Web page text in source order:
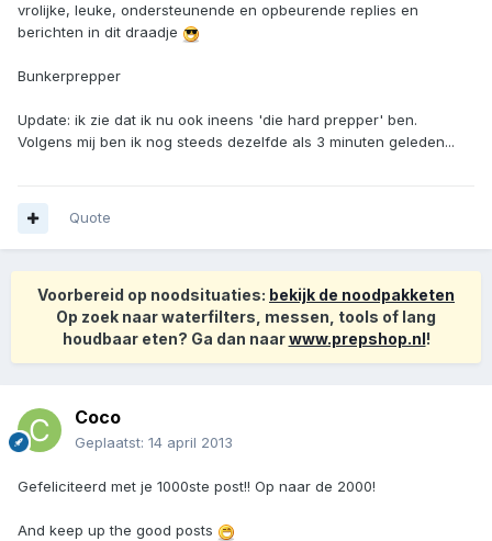
vrolijke, leuke, ondersteunende en opbeurende replies en
berichten in dit draadje
Bunkerprepper
Update: ik zie dat ik nu ook ineens 'die hard prepper' ben.
Volgens mij ben ik nog steeds dezelfde als 3 minuten geleden...
Quote
Voorbereid op noodsituaties: bekijk de noodpakketen
Op zoek naar waterfilters, messen, tools of lang
houdbaar eten? Ga dan naarwww.prepshop.nl!
Coco
Geplaatst: 14 april 2013
Gefeliciteerd met je 1000ste post!! Op naar de 2000!
And keep up the good posts